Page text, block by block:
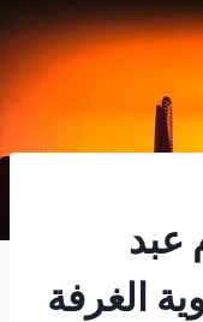
عبد
الغرفة